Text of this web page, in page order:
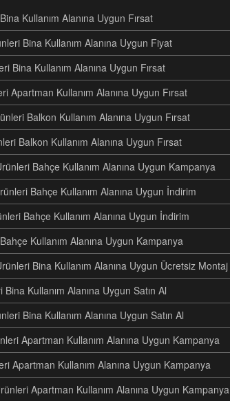
Kullanım Alanına Uygun Fırsat
Bina Kullanım Alanına Uygun Fiyat
Bina Kullanım Alanına Uygun Fırsat
Apartman Kullanım Alanına Uygun Fırsat
Balkon Kullanım Alanına Uygun Fırsat
Balkon Kullanım Alanına Uygun Fırsat
Bahçe Kullanım Alanına Uygun Kampanya
Bahçe Kullanım Alanına Uygun İndirim
Bahçe Kullanım Alanına Uygun İndirim
Kullanım Alanına Uygun Kampanya
Bina Kullanım Alanına Uygun Ücretsiz Montaj
Kullanım Alanına Uygun Satın Al
Bina Kullanım Alanına Uygun Satın Al
Apartman Kullanım Alanına Uygun Kampanya
Apartman Kullanım Alanına Uygun Kampanya
Apartman Kullanım Alanına Uygun Kampanya